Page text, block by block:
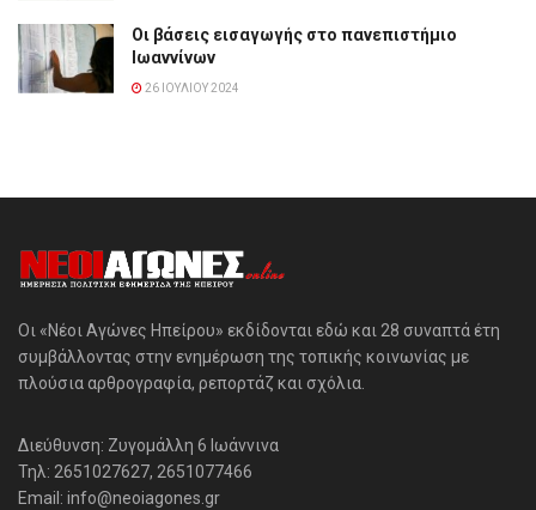
Οι βάσεις εισαγωγής στο πανεπιστήμιο
Ιωαννίνων
26 ΙΟΥΛΊΟΥ 2024
Οι «Νέοι Αγώνες Ηπείρου» εκδίδονται εδώ και 28 συναπτά έτη
συμβάλλοντας στην ενημέρωση της τοπικής κοινωνίας με
πλούσια αρθρογραφία, ρεπορτάζ και σχόλια.
Διεύθυνση: Ζυγομάλλη 6 Ιωάννινα
Τηλ: 2651027627, 2651077466
Email: info@neoiagones.gr